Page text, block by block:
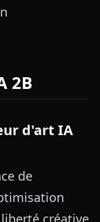
2B
d'art IA
de
créative